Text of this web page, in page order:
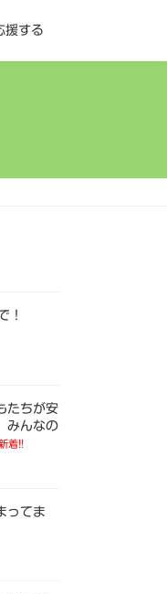
援する
！
たちが安
みんなの
着!!
ってま